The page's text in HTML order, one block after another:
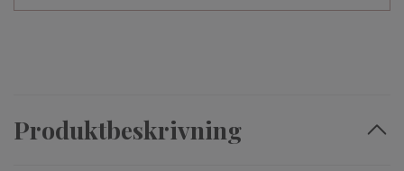
Produktbeskrivning